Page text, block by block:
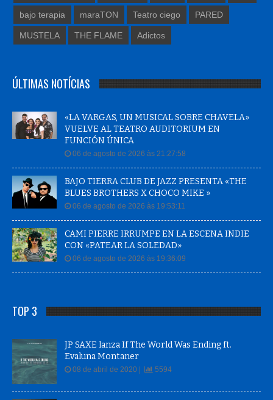
bajo terapia maraTON Teatro ciego PARED
MUSTELA THE FLAME Adictos
ÚLTIMAS NOTÍCIAS
«LA VARGAS, UN MUSICAL SOBRE CHAVELA»
VUELVE AL TEATRO AUDITORIUM EN
FUNCIÓN ÚNICA
06 de agosto de 2026 às 21:27:58
BAJO TIERRA CLUB DE JAZZ PRESENTA «THE
BLUES BROTHERS X CHOCO MIKE »
06 de agosto de 2026 às 19:53:11
CAMI PIERRE IRRUMPE EN LA ESCENA INDIE
CON «PATEAR LA SOLEDAD»
06 de agosto de 2026 às 19:36:09
TOP 3
JP SAXE lanza If The World Was Ending ft.
Evaluna Montaner
08 de abril de 2020 | 5594